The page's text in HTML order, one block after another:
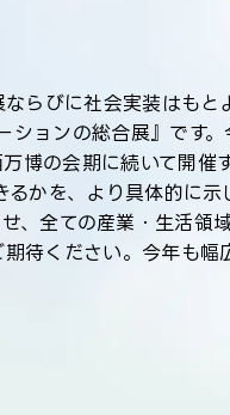
らびに社会実装はもと
ションの総合展』です
博の会期に続いて開催
かを、より具体的に示
、全ての産業・生活領
待ください。今年も